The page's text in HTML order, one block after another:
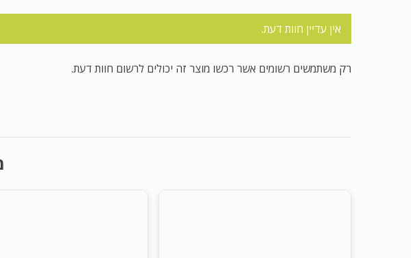
אין עדיין חוות דעת.
רק משתמשים רשומים אשר רכשו מוצר זה יכולים לרשום חוות דעת.